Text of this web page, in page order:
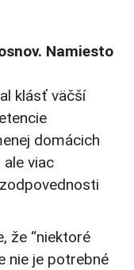
Namiesto
klásť väčší
domácich
viac
že “niektoré
nie je potrebné